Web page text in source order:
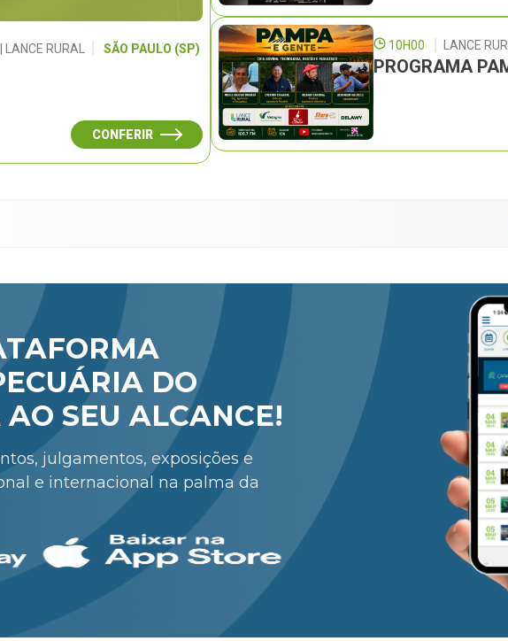
RURAL SÃO PAULO (SP)
CONFERIR
10H00 LANCE
PROGRAMA
DO
SEU ALCANCE!
julgamentos, exposições e
e internacional na palma da